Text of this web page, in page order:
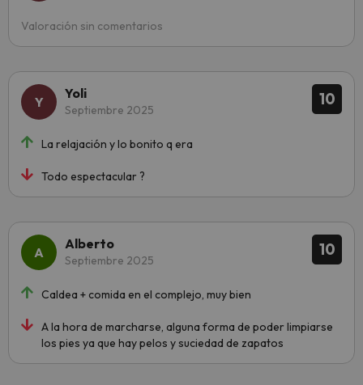
Valoración sin comentarios
10
Yoli
Septiembre 2025
La relajación y lo bonito q era
Todo espectacular ?
10
Alberto
Septiembre 2025
Caldea + comida en el complejo, muy bien
A la hora de marcharse, alguna forma de poder limpiarse
los pies ya que hay pelos y suciedad de zapatos